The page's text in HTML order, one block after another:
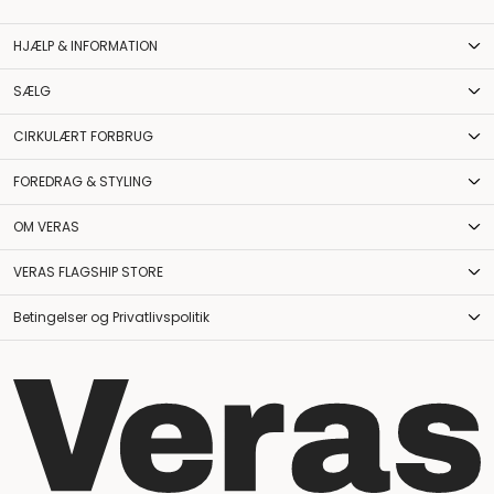
HJÆLP & INFORMATION
SÆLG
CIRKULÆRT FORBRUG
FOREDRAG & STYLING
OM VERAS
VERAS FLAGSHIP STORE
Betingelser og Privatlivspolitik